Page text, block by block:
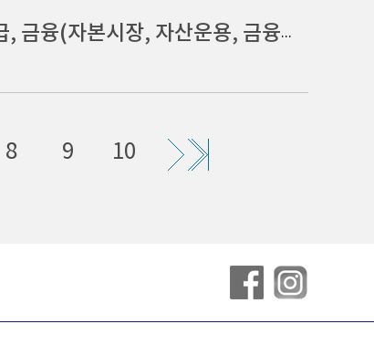
2025년도 제8회 국회입법조사처 공무원(일반임기제 5급, 금융(자본시장, 자산운용, 금융혁신, 전자금융 등) 분야) 채용 서류전형 합격자 및 면접 일정 공고
8 9 10